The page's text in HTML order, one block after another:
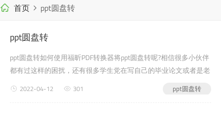
首页 ppt圆盘转
ppt圆盘转
ppt圆盘转如何使用福昕PDF转换器将ppt圆盘转呢?相信很多小伙伴
都有过这样的困扰，还有很多学生党在写自己的毕业论文或者是老
ppt圆盘转的问题，没有关系，今天小编教给大家的就是如何使用
ppt圆盘转
2022-04-12 301